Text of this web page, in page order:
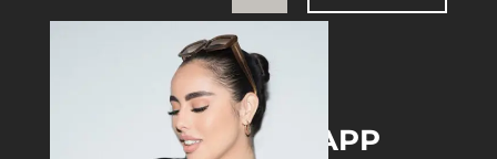
DOWNLOAD THE APP